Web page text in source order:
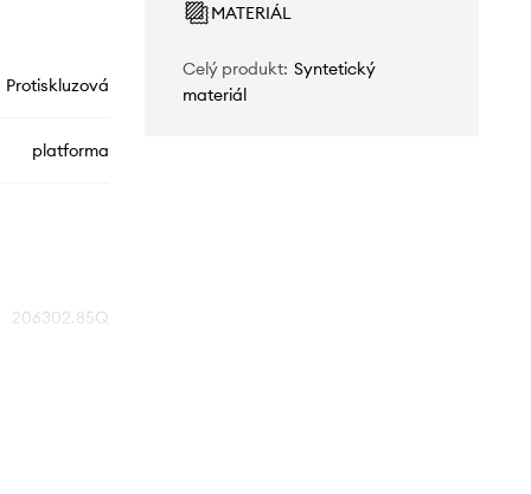
Protiskluzová
platforma
206302.85Q
MATERIÁL
Celý produkt: Syntetický
materiál